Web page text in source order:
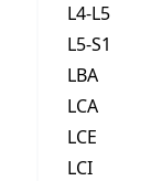
L4-L5
L5-S1
LBA
LCA
LCE
LCI